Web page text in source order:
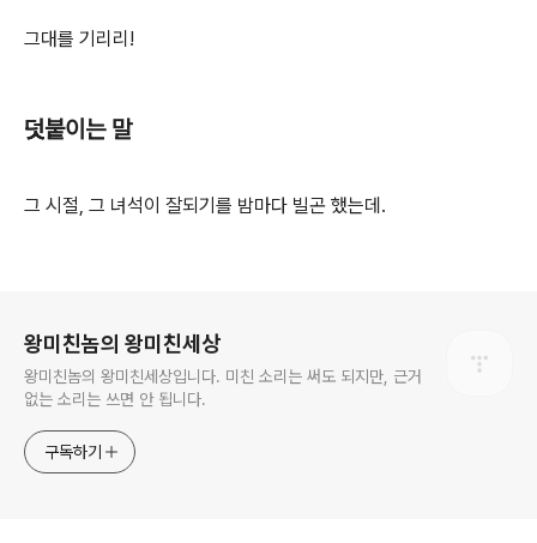
그대를 기리리!
덧붙이는 말
그 시절, 그 녀석이 잘되기를 밤마다 빌곤 했는데.
왕미친놈의 왕미친세상
왕미친놈의 왕미친세상입니다. 미친 소리는 써도 되지만, 근거
없는 소리는 쓰면 안 됩니다.
구독하기